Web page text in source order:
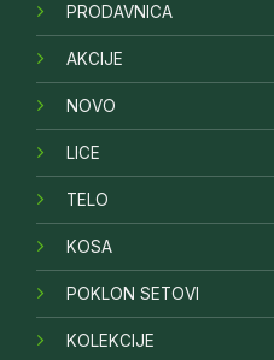
PRODAVNICA
AKCIJE
NOVO
LICE
TELO
KOSA
POKLON SETOVI
KOLEKCIJE